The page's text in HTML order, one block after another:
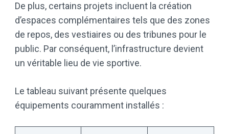
De plus, certains projets incluent la création
d’espaces complémentaires tels que des zones
de repos, des vestiaires ou des tribunes pour le
public. Par conséquent, l’infrastructure devient
un véritable lieu de vie sportive.
Le tableau suivant présente quelques
équipements couramment installés :